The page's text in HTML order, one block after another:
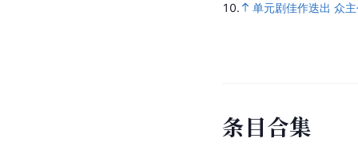
10.
单元剧佳作迭出 众
条目合集